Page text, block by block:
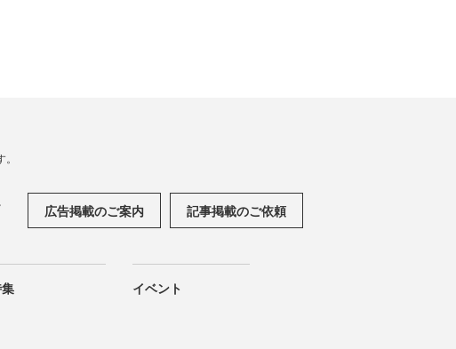
広告掲載のご案内 記事掲載のご依頼
イベント